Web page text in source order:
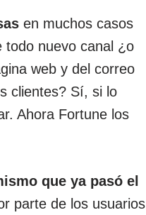
en muchos casos
todo nuevo canal ¿o
web y del correo
clientes? Sí, si lo
Ahora Fortune los
que ya pasó el
parte de los usuarios